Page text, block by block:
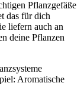
Pflanzgefäße
das für dich
liefern auch an
deine Pflanzen
Aromatische